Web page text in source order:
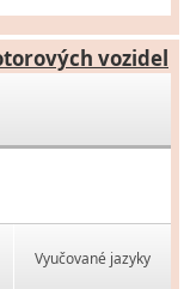
vozidel
Vyučované jazyky